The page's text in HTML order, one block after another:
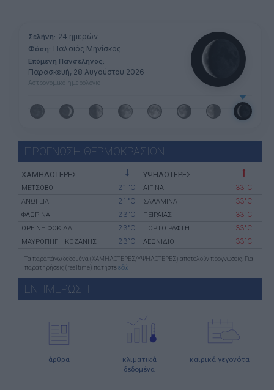
Σελήνη: 24 ημερών
Φάση: Παλαιός Μηνίσκος
Επόμενη Πανσέληνος:
Παρασκευή, 28 Αυγούστου 2026
Αστρονομικό ημερολόγιο
ΠΡΟΓΝΩΣΗ ΘΕΡΜΟΚΡΑΣΙΩΝ
ΧΑΜΗΛΟΤΕΡΕΣ
ΜΕΤΣΟΒΟ 21°C
ΑΝΩΓΕΙΑ 21°C
ΦΛΩΡΙΝΑ 23°C
ΟΡΕΙΝΗ ΦΩΚΙΔΑ 23°C
ΜΑΥΡΟΠΗΓΗ ΚΟΖΑΝΗΣ 23°C
ΥΨΗΛΟΤΕΡΕΣ
ΑΙΓΙΝΑ 33°C
ΣΑΛΑΜΙΝΑ 33°C
ΠΕΙΡΑΙΑΣ 33°C
ΠΟΡΤΟ ΡΑΦΤΗ 33°C
ΛΕΩΝΙΔΙΟ 33°C
Τα παραπάνω δεδομένα (ΧΑΜΗΛΟΤΕΡΕΣ/ΥΨΗΛΟΤΕΡΕΣ) αποτελούν προγνώσεις. Για
παρατηρήσεις (realtime) πατήστε εδώ
ΕΝΗΜΕΡΩΣΗ
άρθρα
κλιματικά
δεδομένα
καιρικά γεγονότα